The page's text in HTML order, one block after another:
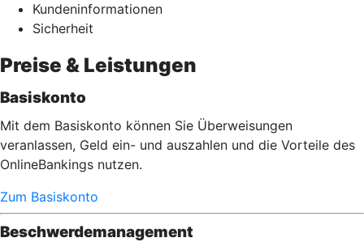
Kundeninformationen
Sicherheit
Preise & Leistungen
Basiskonto
Mit dem Basiskonto können Sie Überweisungen
veranlassen, Geld ein- und auszahlen und die Vorteile des
OnlineBankings nutzen.
Zum Basiskonto
Beschwerdemanagement